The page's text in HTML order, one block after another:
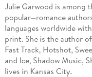
Julie Garwood is among
popular—romance
languages worldwide
print. She is the author
Fast Track, Hotshot,
and Ice, Shadow Music,
lives in Kansas City.